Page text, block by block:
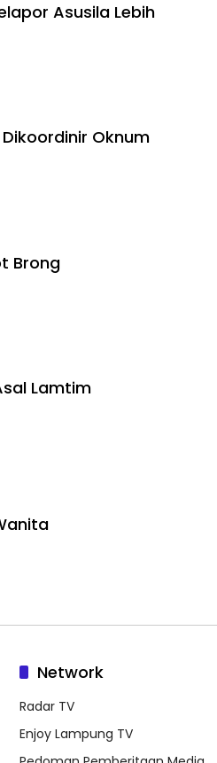
Asusila Lebih
Oknum
Brong
Lamtim
Network
Radar TV
Enjoy Lampung TV